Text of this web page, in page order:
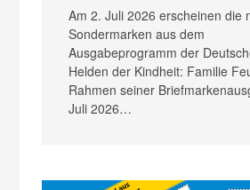
Am 2. Juli 2026 erscheinen die
Sondermarken aus dem
Ausgabeprogramm der
Helden der Kindheit: Familie
Rahmen seiner
Juli 2026…